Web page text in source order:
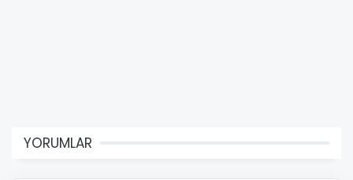
YORUMLAR